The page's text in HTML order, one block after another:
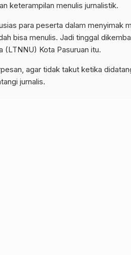
keterampilan menulis jurnalistik.
para peserta dalam menyimak
bisa menulis. Jadi tinggal
(LTNNU) Kota Pasuruan itu.
agar tidak takut ketika
jurnalis.